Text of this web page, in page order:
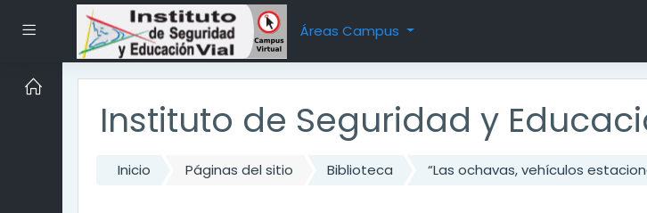
Pánel lateral Áreas Campus
Saltar al contenido principal
Instituto de Seguridad y
Inicio Páginas del sitio Biblioteca “Las ochavas, vehículos